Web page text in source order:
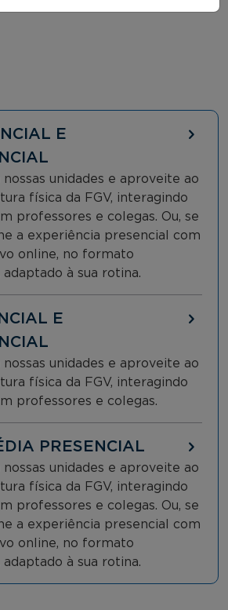
E
nossas unidades e aproveite ao
física da FGV, interagindo
professores e colegas. Ou, se
a experiência presencial com
online, no formato
à sua rotina.
E
nossas unidades e aproveite ao
física da FGV, interagindo
professores e colegas.
PRESENCIAL
nossas unidades e aproveite ao
física da FGV, interagindo
professores e colegas. Ou, se
a experiência presencial com
online, no formato
à sua rotina.